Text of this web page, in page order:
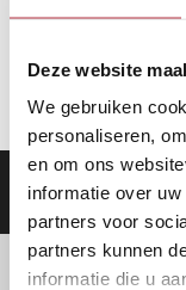
Deze website
We gebruiken
personaliseren,
en om ons
informatie over
partners voor
partners kunnen
informatie die u
Aanbod| Keukens